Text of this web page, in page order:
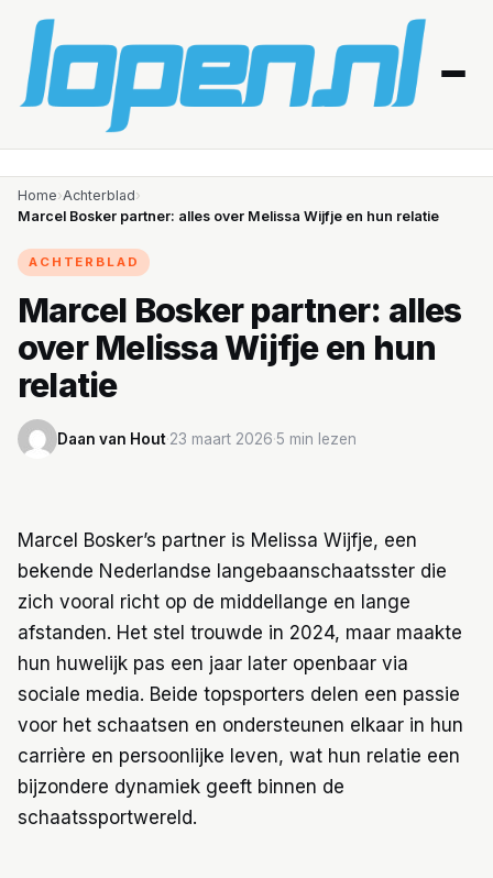
Home
Gezondheid
Producten
Routes
Trainingen
Voeding
Home›Achterblad›
Marcel Bosker partner: alles over Melissa Wijfje en hun relatie
ACHTERBLAD
Marcel Bosker partner: alles
over Melissa Wijfje en hun
relatie
Daan van Hout·23 maart 2026·5 min lezen
Marcel Bosker’s partner is Melissa Wijfje, een
bekende Nederlandse langebaanschaatsster die
zich vooral richt op de middellange en lange
afstanden. Het stel trouwde in 2024, maar maakte
hun huwelijk pas een jaar later openbaar via
sociale media. Beide topsporters delen een passie
voor het schaatsen en ondersteunen elkaar in hun
carrière en persoonlijke leven, wat hun relatie een
bijzondere dynamiek geeft binnen de
schaatssportwereld.